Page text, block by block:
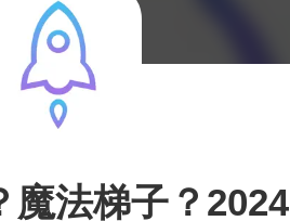
魔法梯子？2024